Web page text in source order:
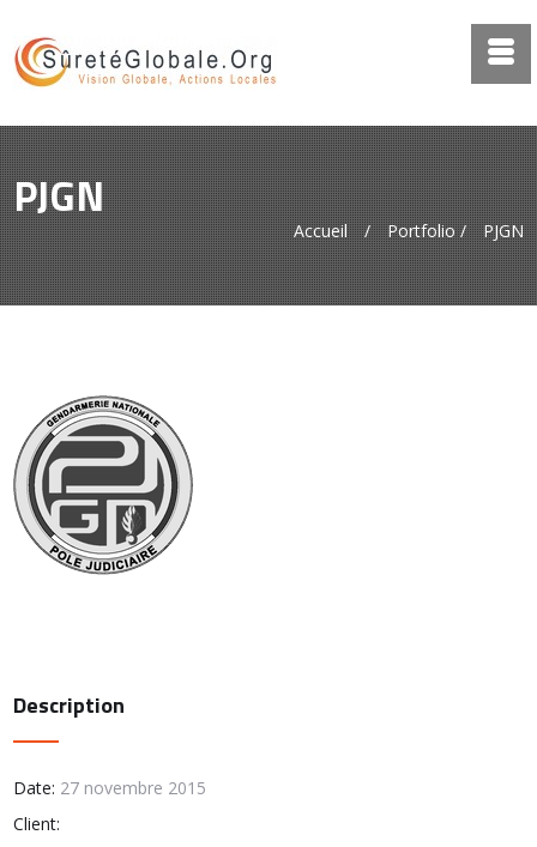
PJGN
Accueil / Portfolio/ PJGN
Description
Date: 27 novembre 2015
Client: